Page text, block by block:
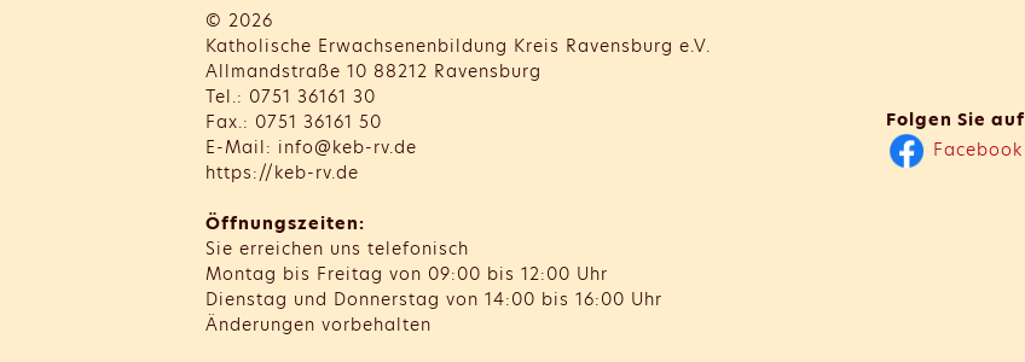
© 2026
Katholische Erwachsenenbildung Kreis Ravensburg e.V.
Allmandstraße 10 88212 Ravensburg
Tel.: 0751 36161 30
Fax.: 0751 36161 50
E-Mail: info@keb-rv.de
https://keb-rv.de
Öffnungszeiten:
Sie erreichen uns telefonisch
Montag bis Freitag von 09:00 bis 12:00 Uhr
Dienstag und Donnerstag von 14:00 bis 16:00 Uhr
Änderungen vorbehalten
Folgen Sie auf
Facebook